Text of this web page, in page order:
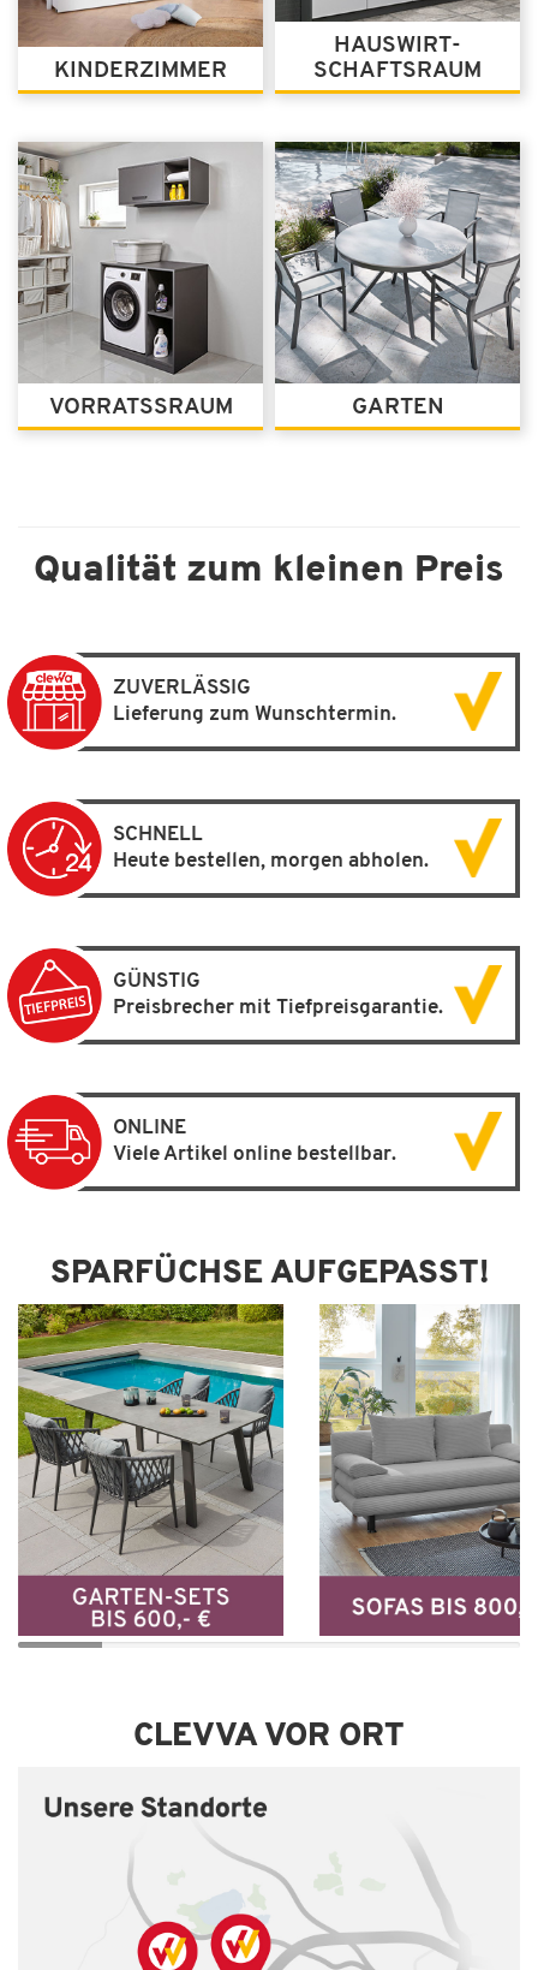
KINDERZIMMER
HAUSWIRT­
SCHAFTSRAUM
VORRATSSRAUM GARTEN
Qualität zum kleinen Preis
ZUVERLÄSSIG
Lieferung zum Wunschtermin.
SCHNELL
Heute bestellen, morgen abholen.
GÜNSTIG
Preisbrecher mit Tiefpreisgarantie.
ONLINE
Viele Artikel online bestellbar.
SPARFÜCHSE AUFGEPASST!
CLEVVA VOR ORT